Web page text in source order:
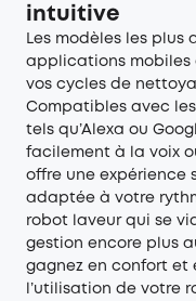
intuitive
Les modèles les plus
applications mobiles
vos cycles de
Compatibles avec
tels qu’Alexa ou
facilement à la voix
offre une expérience
adaptée à votre
robot laveur qui se
gestion encore plus
gagnez en confort
l’utilisation de votre